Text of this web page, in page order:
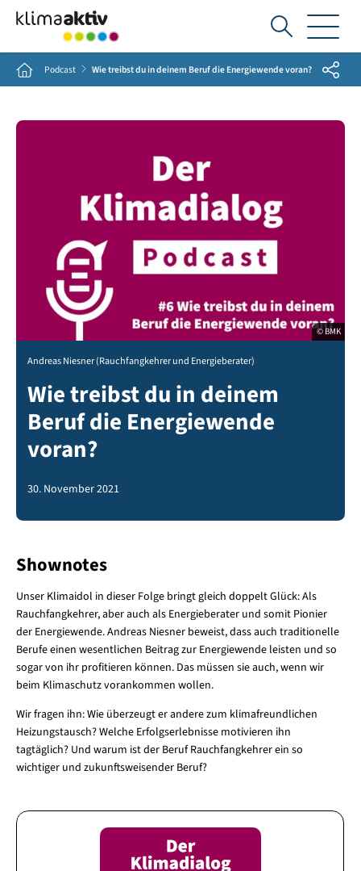
Ich
suche...
Home Podcast Wie treibst du in deinem Beruf die Energiewende voran? Share
© BMK
Andreas Niesner (Rauchfangkehrer und Energieberater)
Wie treibst du in deinem
Beruf die Energiewende
voran?
30. November 2021
Shownotes
Unser Klimaidol in dieser Folge bringt gleich doppelt Glück: Als
Rauchfangkehrer, aber auch als Energieberater und somit Pionier
der Energiewende. Andreas Niesner beweist, dass auch traditionelle
Berufe einen wesentlichen Beitrag zur Energiewende leisten und so
sogar von ihr profitieren können. Das müssen sie auch, wenn wir
beim Klimaschutz vorankommen wollen.
Wir fragen ihn: Wie überzeugt er andere zum klimafreundlichen
Heizungstausch? Welche Erfolgserlebnisse motivieren ihn
tagtäglich? Und warum ist der Beruf Rauchfangkehrer ein so
wichtiger und zukunftsweisender Beruf?